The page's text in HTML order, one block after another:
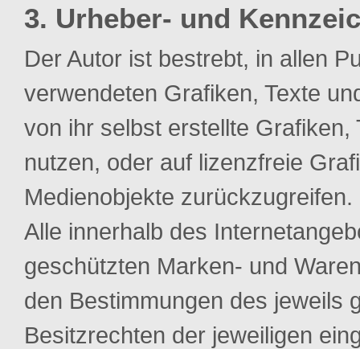
3. Urheber- und
Der Autor ist bestrebt, in allen
verwendeten Grafiken, Texte
von ihr selbst erstellte
nutzen, oder auf lizenzfreie
Medienobjekte zurückzugreifen.
Alle innerhalb des
geschützten Marken- und
den Bestimmungen des jeweils
Besitzrechten der jeweiligen